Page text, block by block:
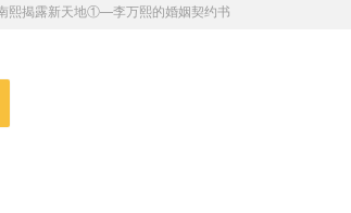
熙揭露新天地①—李万熙的婚姻契约书